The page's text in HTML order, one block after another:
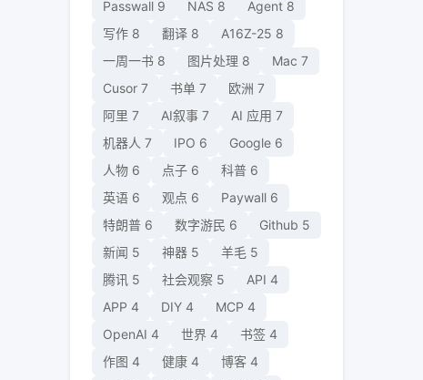
Passwall 9 NAS 8 Agent 8
写作 8 翻译 8 A16Z-25 8
一周一书 8 图片处理 8 Mac 7
Cusor 7 书单 7 欧洲 7
阿里 7 AI叙事 7 AI 应用 7
机器人 7 IPO 6 Google 6
人物 6 点子 6 科普 6
英语 6 观点 6 Paywall 6
特朗普 6 数字游民 6 Github 5
新闻 5 神器 5 羊毛 5
腾讯 5 社会观察 5 API 4
APP 4 DIY 4 MCP 4
OpenAI 4 世界 4 书签 4
作图 4 健康 4 博客 4